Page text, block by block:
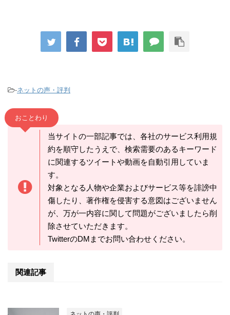
-ネットの声・評判
おことわり
当サイトの一部記事では、各社のサービス利用規
約を順守したうえで、検索需要のあるキーワード
に関連するツイートや動画を自動引用していま
す。
対象となる人物や企業およびサービス等を誹謗中
傷したり、著作権を侵害する意図はございません
が、万が一内容に関して問題がございましたら削
除させていただきます。
TwitterのDMまでお問い合わせください。
関連記事